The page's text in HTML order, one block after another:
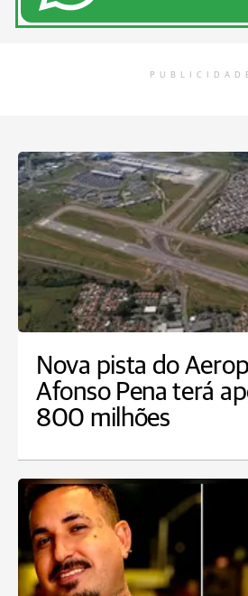
Nova pista do
Afonso Pena terá
800 milhões